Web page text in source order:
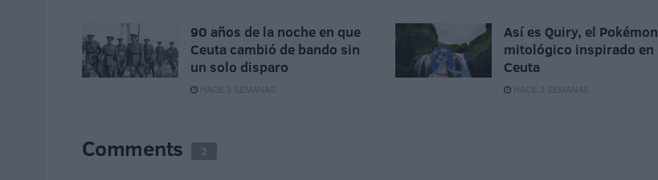
90 años de la noche en que
Ceuta cambió de bando sin
un solo disparo
HACE 3 SEMANAS
Así es Quiry, el Pokémon
mitológico inspirado en
Ceuta
HACE 3 SEMANAS
Comments 2